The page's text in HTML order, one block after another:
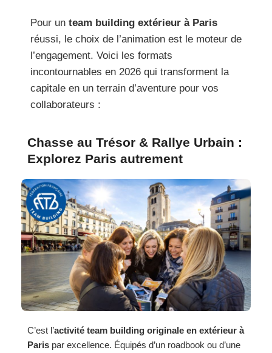
Pour un team building extérieur à Paris
réussi, le choix de l’animation est le moteur de
l’engagement. Voici les formats
incontournables en 2026 qui transforment la
capitale en un terrain d’aventure pour vos
collaborateurs :
Chasse au Trésor & Rallye Urbain :
Explorez Paris autrement
C’est l’activité team building originale en extérieur à
Paris par excellence. Équipés d’un roadbook ou d’une